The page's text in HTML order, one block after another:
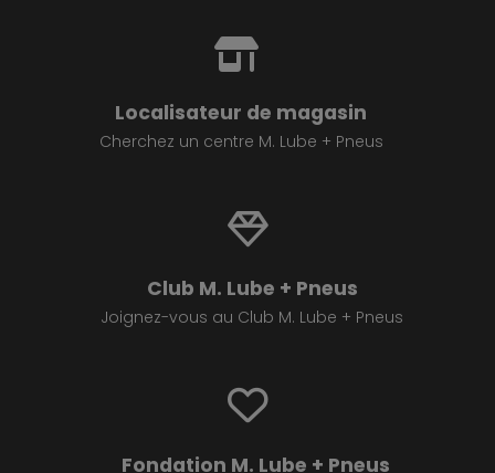
Localisateur de magasin
Cherchez un centre M. Lube + Pneus
Club M. Lube + Pneus
Joignez-vous au Club M. Lube + Pneus
Fondation M. Lube + Pneus